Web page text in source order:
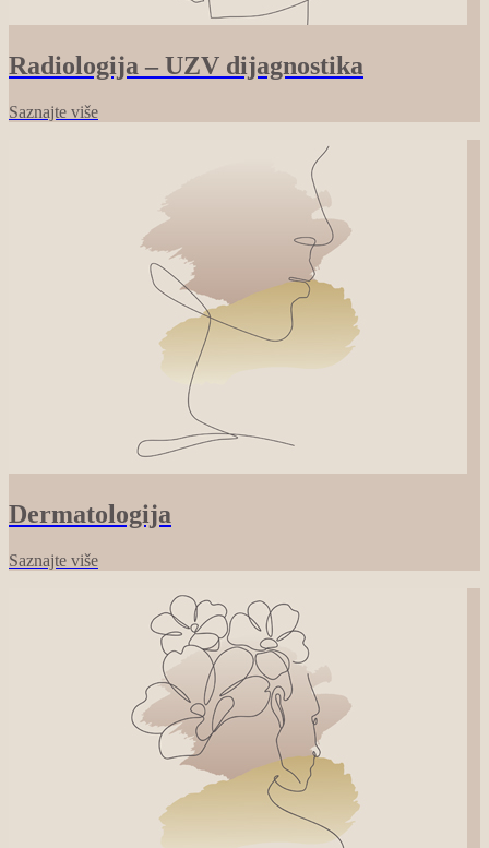
Radiologija – UZV dijagnostika
Saznajte više
Dermatologija
Saznajte više